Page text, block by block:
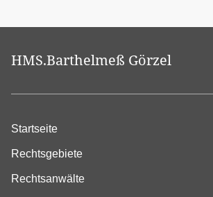
HMS.Barthelmeß Görzel
Startseite
Rechtsgebiete
Rechtsanwälte